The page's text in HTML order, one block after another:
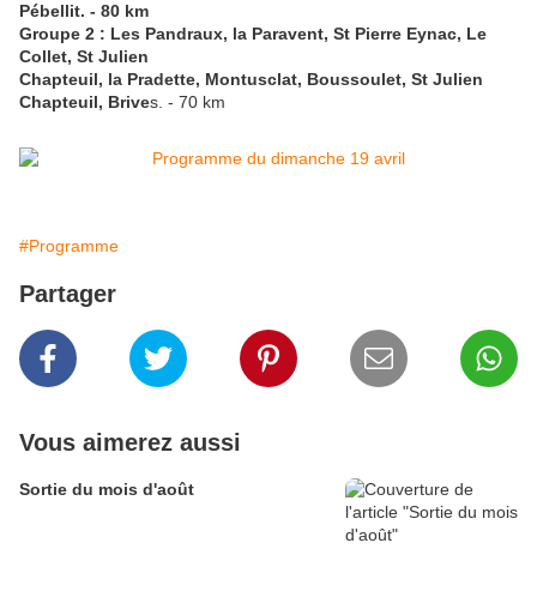
Pébellit. - 80 km
Groupe 2 : Les Pandraux, la Paravent, St Pierre Eynac, Le
Collet, St Julien
Chapteuil, la Pradette, Montusclat, Boussoulet, St Julien
Chapteuil, Brives. - 70 km
#Programme
Partager
Vous aimerez aussi
Sortie du mois d'août